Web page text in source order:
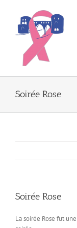
contenu
Soirée Rose
Soirée Rose
La soirée Rose fut